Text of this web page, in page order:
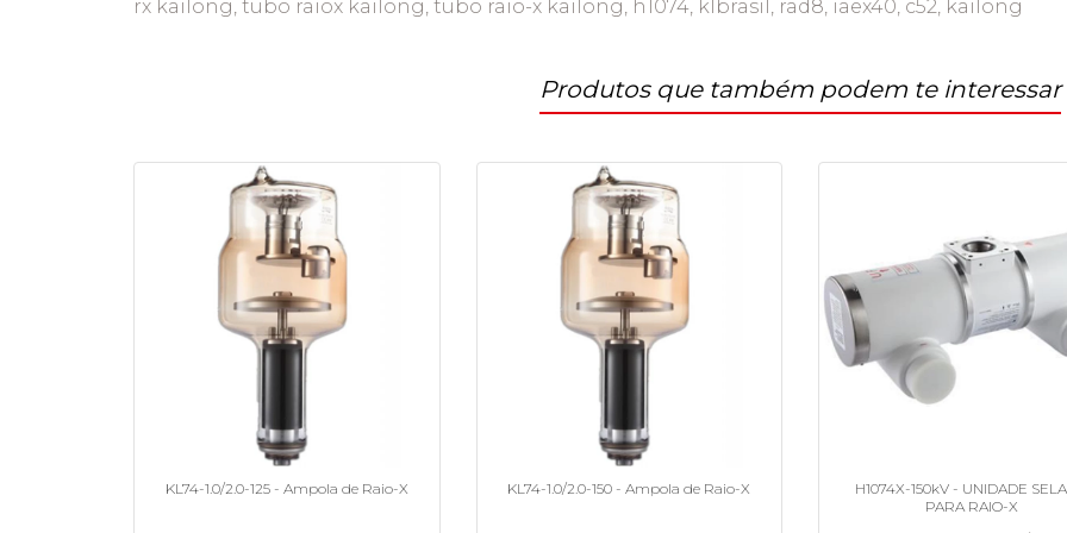
rx kailong, tubo raiox kailong, tubo raio-x kailong, h1074, klbrasil, rad8, iaex40, c52, kailong
Produtos que também podem te interessar
KL74-1.0/2.0-125 - Ampola de Raio-X KL74-1.0/2.0-150 - Ampola de Raio-X
H1074X-150kV - UNIDADE
PARA RAIO-X